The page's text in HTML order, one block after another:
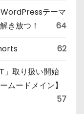
テーマ
き放つ！
64
62
」取り扱い開始
ムードメイン】
57